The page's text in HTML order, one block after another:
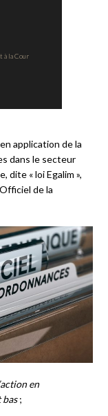
à la Cour
application de la
dans le secteur
dite « loi Egalim »,
de la
en
;